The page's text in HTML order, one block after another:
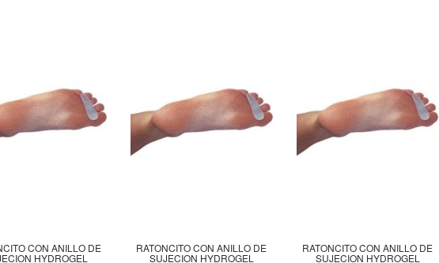
CON ANILLO DE
HYDROGEL
RATONCITO CON ANILLO DE
SUJECION HYDROGEL
RATONCITO CON ANILLO DE
SUJECION HYDROGEL